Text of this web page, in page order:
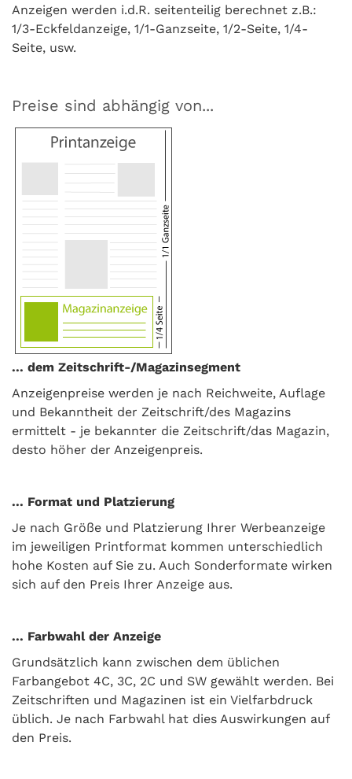
Anzeigen werden i.d.R. seitenteilig berechnet z.B.:
1/3-Eckfeldanzeige, 1/1-Ganzseite, 1/2-Seite, 1/4-
Seite, usw.
Preise sind abhängig von...
... dem Zeitschrift-/Magazinsegment
Anzeigenpreise werden je nach Reichweite, Auflage
und Bekanntheit der Zeitschrift/des Magazins
ermittelt - je bekannter die Zeitschrift/das Magazin,
desto höher der Anzeigenpreis.
... Format und Platzierung
Je nach Größe und Platzierung Ihrer Werbeanzeige
im jeweiligen Printformat kommen unterschiedlich
hohe Kosten auf Sie zu. Auch Sonderformate wirken
sich auf den Preis Ihrer Anzeige aus.
... Farbwahl der Anzeige
Grundsätzlich kann zwischen dem üblichen
Farbangebot 4C, 3C, 2C und SW gewählt werden. Bei
Zeitschriften und Magazinen ist ein Vielfarbdruck
üblich. Je nach Farbwahl hat dies Auswirkungen auf
den Preis.